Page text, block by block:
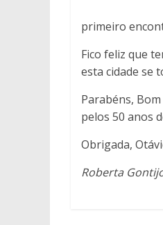
primeiro
Fico feliz que
esta cidade se
Parabéns,
pelos 50 anos
Obrigada,
Roberta